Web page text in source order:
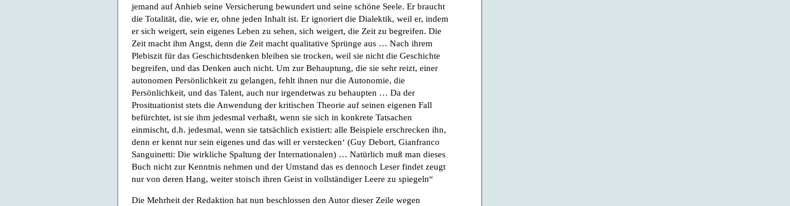
jemand auf Anhieb seine Versicherung bewundert und seine schöne Seele. Er braucht
die Totalität, die, wie er, ohne jeden Inhalt ist. Er ignoriert die Dialektik, weil er, indem
er sich weigert, sein eigenes Leben zu sehen, sich weigert, die Zeit zu begreifen. Die
Zeit macht ihm Angst, denn die Zeit macht qualitative Sprünge aus … Nach ihrem
Plebiszit für das Geschichtsdenken bleiben sie trocken, weil sie nicht die Geschichte
begreifen, und das Denken auch nicht. Um zur Behauptung, die sie sehr reizt, einer
autonomen Persönlichkeit zu gelangen, fehlt ihnen nur die Autonomie, die
Persönlichkeit, und das Talent, auch nur irgendetwas zu behaupten … Da der
Prosituationist stets die Anwendung der kritischen Theorie auf seinen eigenen Fall
befürchtet, ist sie ihm jedesmal verhaßt, wenn sie sich in konkrete Tatsachen
einmischt, d.h. jedesmal, wenn sie tatsächlich existiert: alle Beispiele erschrecken ihn,
denn er kennt nur sein eigenes und das will er verstecken‘ (Guy Debort, Gianfranco
Sanguinetti: Die wirkliche Spaltung der Internationalen) … Natürlich muß man dieses
Buch nicht zur Kenntnis nehmen und der Umstand das es dennoch Leser findet zeugt
nur von deren Hang, weiter stoisch ihren Geist in vollständiger Leere zu spiegeln“
Die Mehrheit der Redaktion hat nun beschlossen den Autor dieser Zeile wegen